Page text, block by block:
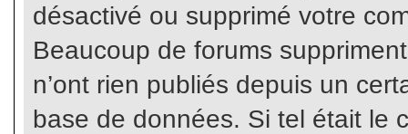
désactivé ou supprimé votre
Beaucoup de forums
n’ont rien publiés depuis un
base de données. Si tel était le